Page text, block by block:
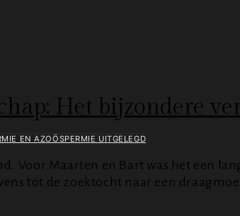
EN AZOÖSPERMIE UITGELEGD
Het bijzondere
Voor Maarten en Bart was het een
tot de zoektocht naar een